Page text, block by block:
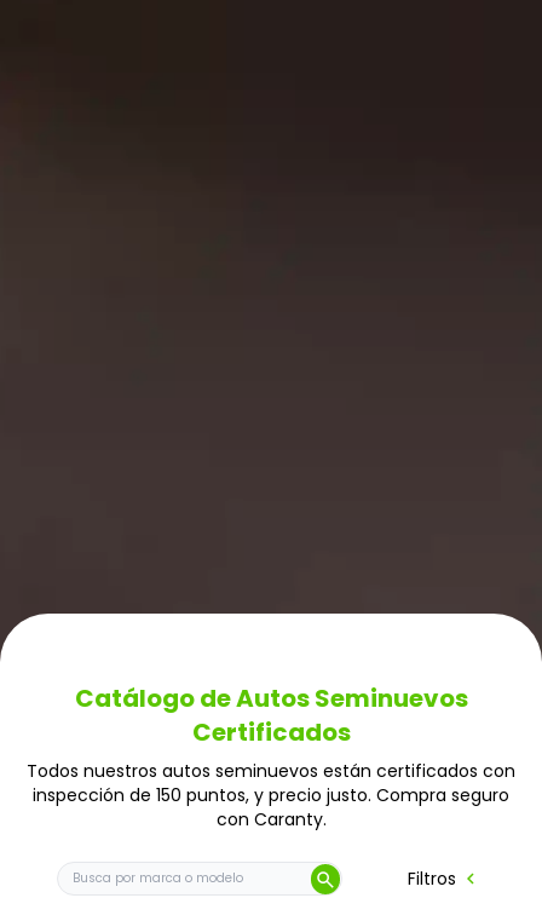
Catálogo de Autos Seminuevos
Certificados
Todos nuestros autos seminuevos están certificados con
inspección de 150 puntos, y precio justo. Compra seguro
con Caranty.
Buscar auto por marca o modelo
search Filtros chevron_left